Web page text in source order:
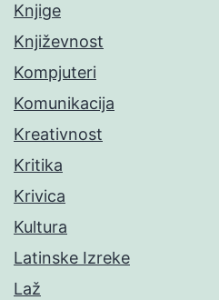
Knjige
Književnost
Kompjuteri
Komunikacija
Kreativnost
Kritika
Krivica
Kultura
Latinske Izreke
Laž